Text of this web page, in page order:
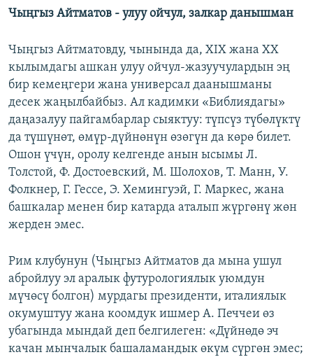
Чыңгыз Айтматов - улуу ойчул, залкар данышман
Чыңгыз Айтматовду, чынында да, XIX жана ХХ
кылымдагы ашкан улуу ойчул-жазуучулардын эң
бир кемеңгери жана универсал даанышманы
десек жаңылбайбыз. Ал кадимки «Библиядагы»
даңазалуу пайгамбарлар сыяктуу: түпсүз түбөлүктү
да түшүнөт, өмүр-дүйнөнүн өзөгүн да көрө билет.
Ошон үчүн, оролу келгенде анын ысымы Л.
Толстой, Ф. Достоевский, М. Шолохов, Т. Манн, У.
Фолкнер, Г. Гессе, Э. Хемингуэй, Г. Маркес, жана
башкалар менен бир катарда аталып жүргөнү жөн
жерден эмес.
Рим клубунун (Чыңгыз Айтматов да мына ушул
абройлуу эл аралык футурологиялык уюмдун
мүчөсү болгон) мурдагы президенти, италиялык
окумуштуу жана коомдук ишмер А. Печчеи өз
убагында мындай деп белгилеген: «Дүйнөдө эч
качан мынчалык башаламандык өкүм сүргөн эмес;